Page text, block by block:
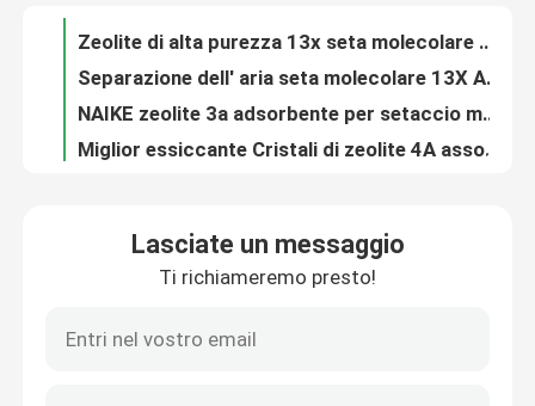
Visita alla fabbrica
Controllo della qualità
Contattaci
Chiedi un preventivo
10A 13X Seta molecolare per generatore di ossigeno PSA zeolite seta molecolare agente ausiliario chimico
Lasciate un messaggio
Ti richiameremo presto!